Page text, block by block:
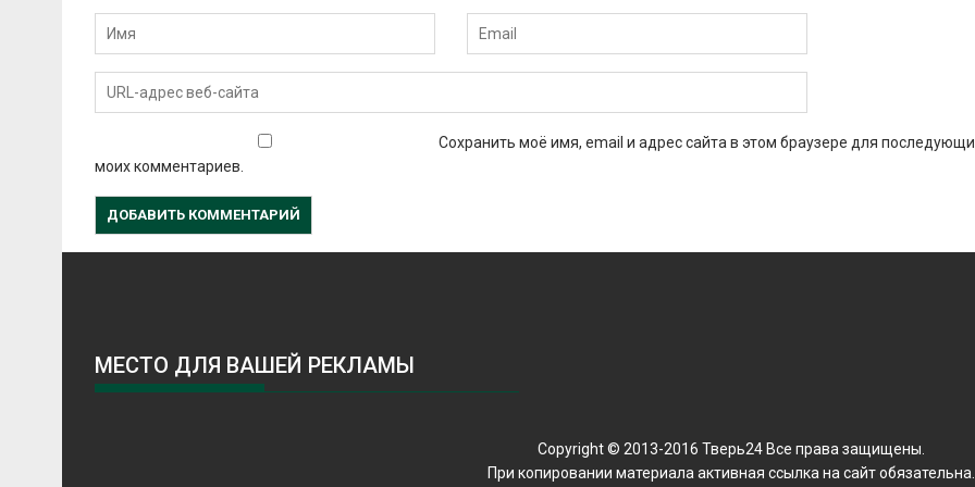
Сохранить моё имя, email и адрес сайта в этом браузере для
моих комментариев.
МЕСТО ДЛЯ ВАШЕЙ РЕКЛАМЫ
Copyright © 2013-2016 Тверь24 Все права защищены.
При копировании материала активная ссылка на сайт обязательна.